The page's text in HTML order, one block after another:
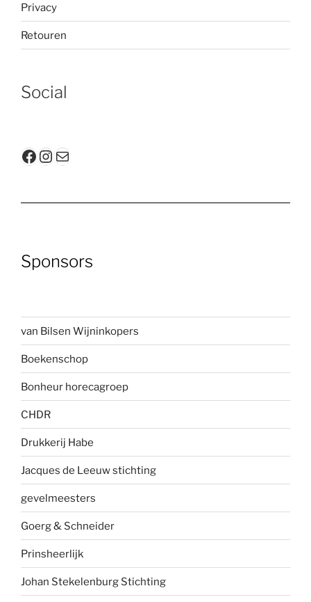
Privacy
Retouren
Social
Facebook
Instagram
E-mail
Sponsors
van Bilsen Wijninkopers
Boekenschop
Bonheur horecagroep
CHDR
Drukkerij Habe
Jacques de Leeuw stichting
gevelmeesters
Goerg & Schneider
Prinsheerlijk
Johan Stekelenburg Stichting